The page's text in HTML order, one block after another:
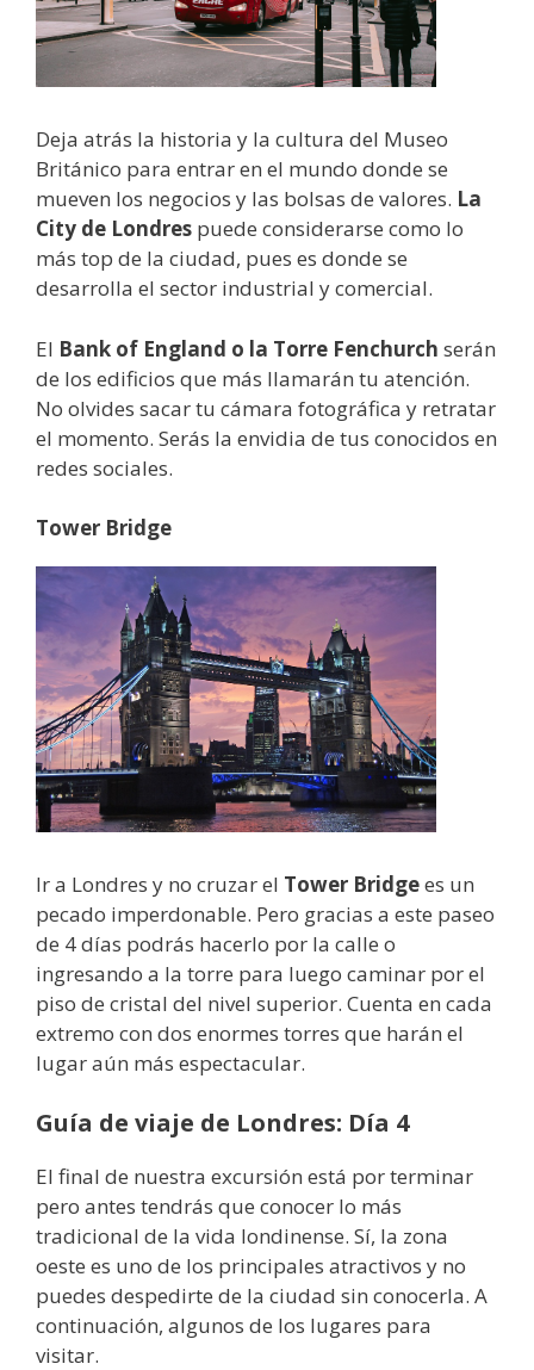
Deja atrás la historia y la cultura del Museo
Británico para entrar en el mundo donde se
mueven los negocios y las bolsas de valores. La
City de Londres puede considerarse como lo
más top de la ciudad, pues es donde se
desarrolla el sector industrial y comercial.
El Bank of England o la Torre Fenchurch serán
de los edificios que más llamarán tu atención.
No olvides sacar tu cámara fotográfica y retratar
el momento. Serás la envidia de tus conocidos en
redes sociales.
Tower Bridge
Ir a Londres y no cruzar el Tower Bridgees un
pecado imperdonable. Pero gracias a este paseo
de 4 días podrás hacerlo por la calle o
ingresando a la torre para luego caminar por el
piso de cristal del nivel superior. Cuenta en cada
extremo con dos enormes torres que harán el
lugar aún más espectacular.
Guía de viaje de Londres: Día 4
El final de nuestra excursión está por terminar
pero antes tendrás que conocer lo más
tradicional de la vida londinense. Sí, la zona
oeste es uno de los principales atractivos y no
puedes despedirte de la ciudad sin conocerla. A
continuación, algunos de los lugares para
visitar.